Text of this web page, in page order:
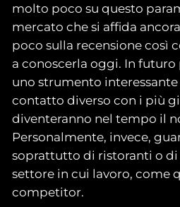
molto poco su questo
mercato che si affida
poco sulla recensione così
a conoscerla oggi. In
uno strumento
contatto diverso con i più
diventeranno nel tempo il
Personalmente, invece,
soprattutto di ristoranti o
settore in cui lavoro, come
competitor.